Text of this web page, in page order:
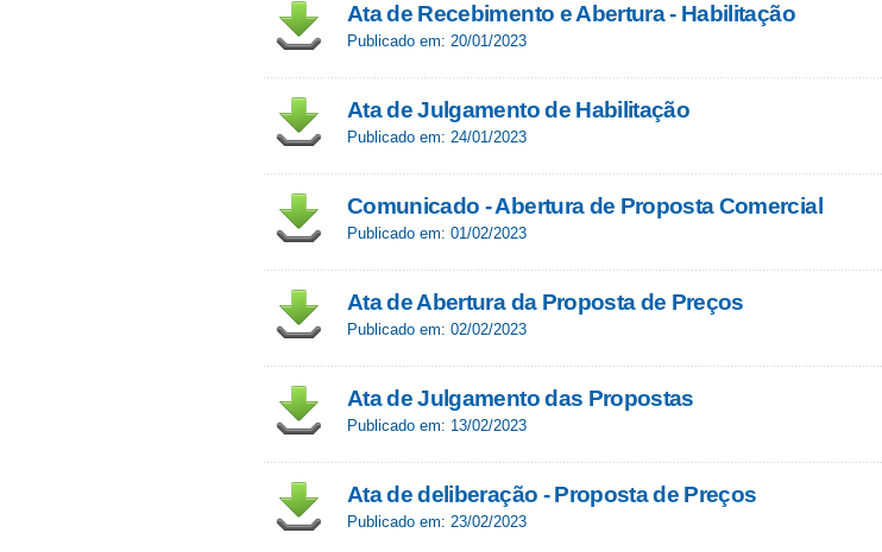
Ata de Recebimento e Abertura - Habilitação
Publicado em: 20/01/2023
Ata de Julgamento de Habilitação
Publicado em: 24/01/2023
Comunicado - Abertura de Proposta Comercial
Publicado em: 01/02/2023
Ata de Abertura da Proposta de Preços
Publicado em: 02/02/2023
Ata de Julgamento das Propostas
Publicado em: 13/02/2023
Ata de deliberação - Proposta de Preços
Publicado em: 23/02/2023